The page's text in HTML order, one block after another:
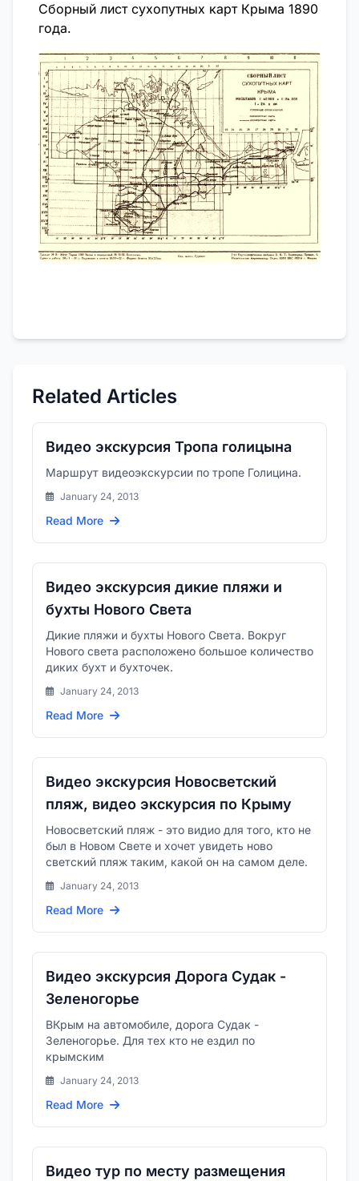
Сборный лист сухопутных карт Крыма 1890
года.
Related Articles
Видео экскурсия Тропа голицына
Маршрут видеоэкскурсии по тропе Голицина.
January 24, 2013
Read More
Видео экскурсия дикие пляжи и
бухты Нового Света
Дикие пляжи и бухты Нового Света. Вокруг
Нового света расположено большое количество
диких бухт и бухточек.
January 24, 2013
Read More
Видео экскурсия Новосветский
пляж, видео экскурсия по Крыму
Новосветский пляж - это видио для того, кто не
был в Новом Свете и хочет увидеть ново
светский пляж таким, какой он на самом деле.
January 24, 2013
Read More
Видео экскурсия Дорога Судак -
Зеленогорье
ВКрым на автомобиле, дорога Судак -
Зеленогорье. Для тех кто не ездил по
крымским
January 24, 2013
Read More
Видео тур по месту размещения